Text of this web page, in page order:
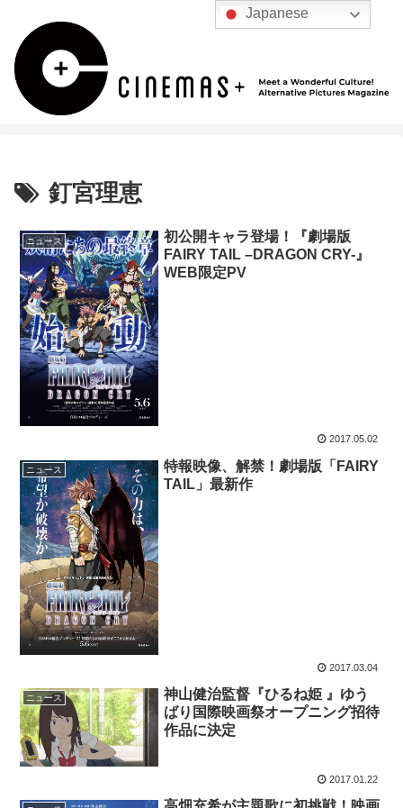
釘宮理恵
ニュース
初公開キャラ登場！『劇場版
FAIRY TAIL –DRAGON CRY-』
WEB限定PV
2017.05.02
ニュース
特報映像、解禁！劇場版「FAIRY
TAIL」最新作
2017.03.04
ニュース
神山健治監督『ひるね姫 』ゆう
ばり国際映画祭オープニング招待
作品に決定
2017.01.22
Japanese